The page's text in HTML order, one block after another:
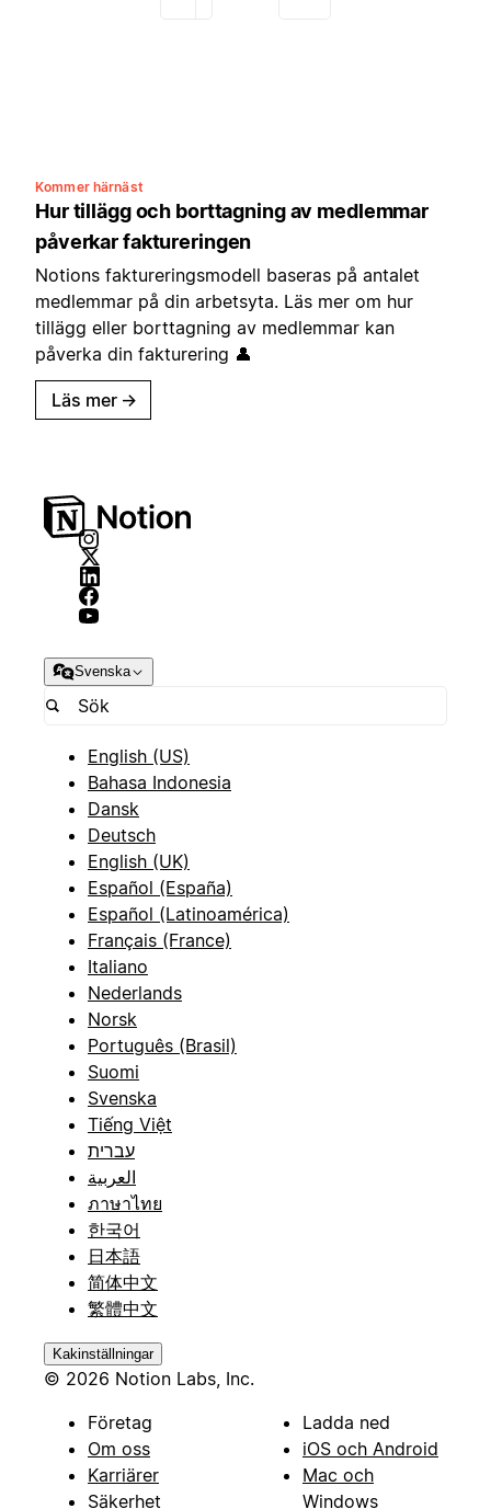
Kommer härnäst
Hur tillägg och borttagning av medlemmar
påverkar faktureringen
Notions faktureringsmodell baseras på antalet
medlemmar på din arbetsyta. Läs mer om hur
tillägg eller borttagning av medlemmar kan
påverka din fakturering 👤
Läs mer →
Svenska
English (US)
Bahasa Indonesia
Dansk
Deutsch
English (UK)
Español (España)
Español (Latinoamérica)
Français (France)
Italiano
Nederlands
Norsk
Português (Brasil)
Suomi
Svenska
Tiếng Việt
עברית
العربية
ภาษาไทย
한국어
日本語
简体中文
繁體中文
Kakinställningar
© 2026 Notion Labs, Inc.
Företag
Om oss
Karriärer
Säkerhet
Ladda ned
iOS och Android
Mac och
Windows